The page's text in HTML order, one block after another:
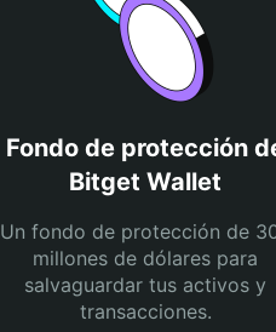
Fondo de protección
Bitget Wallet
Un fondo de protección de
millones de dólares para
salvaguardar tus activos y
transacciones.